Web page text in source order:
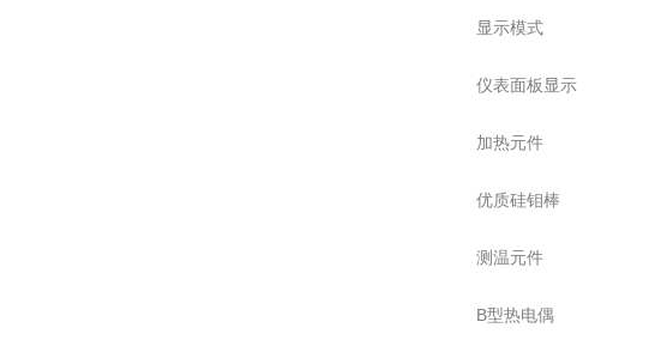
显示模式
仪表面板显示
加热元件
优质硅钼棒
测温元件
B型热电偶